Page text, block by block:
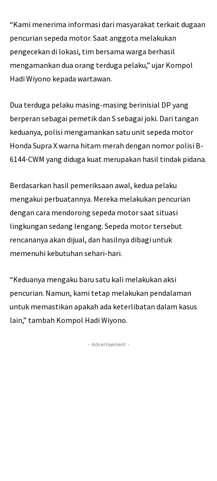
“Kami menerima informasi dari masyarakat terkait dugaan
pencurian sepeda motor. Saat anggota melakukan
pengecekan di lokasi, tim bersama warga berhasil
mengamankan dua orang terduga pelaku,” ujar Kompol
Hadi Wiyono kepada wartawan.
Dua terduga pelaku masing-masing berinisial DP yang
berperan sebagai pemetik dan S sebagai joki. Dari tangan
keduanya, polisi mengamankan satu unit sepeda motor
Honda Supra X warna hitam merah dengan nomor polisi B-
6144-CWM yang diduga kuat merupakan hasil tindak pidana.
Berdasarkan hasil pemeriksaan awal, kedua pelaku
mengakui perbuatannya. Mereka melakukan pencurian
dengan cara mendorong sepeda motor saat situasi
lingkungan sedang lengang. Sepeda motor tersebut
rencananya akan dijual, dan hasilnya dibagi untuk
memenuhi kebutuhan sehari-hari.
“Keduanya mengaku baru satu kali melakukan aksi
pencurian. Namun, kami tetap melakukan pendalaman
untuk memastikan apakah ada keterlibatan dalam kasus
lain,” tambah Kompol Hadi Wiyono.
- Advertisement -